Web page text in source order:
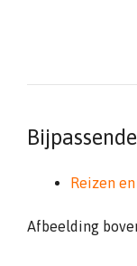
Reizen
Afbeelding